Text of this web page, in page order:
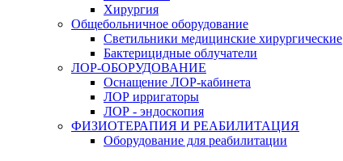
Хирургия
Общебольничное оборудование
Светильники медицинские хирургические
Бактерицидные облучатели
ЛОР-ОБОРУДОВАНИЕ
Оснащение ЛОР-кабинета
ЛОР ирригаторы
ЛОР - эндоскопия
ФИЗИОТЕРАПИЯ И РЕАБИЛИТАЦИЯ
Оборудование для реабилитации